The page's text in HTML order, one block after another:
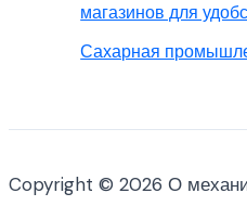
магазинов для
Сахарная
Copyright © 2026 О